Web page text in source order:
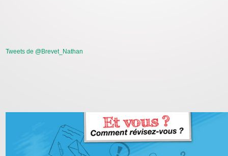
Tweets de @Brevet_Nathan